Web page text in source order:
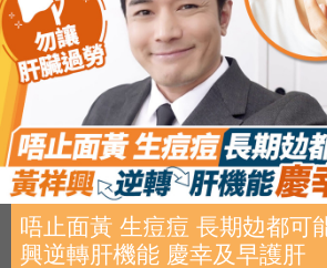
唔止面黃 生痘痘 長期攰都可
興逆轉肝機能 慶幸及早護肝